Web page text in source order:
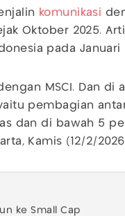
komunikasi
Oktober 2025.
pada Januari
MSCI. Dan di
pembagian
dan di bawah 5
Kamis (12/2/
ke Small Cap